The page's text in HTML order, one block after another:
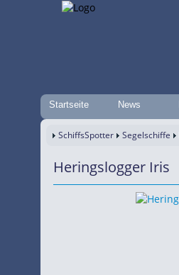
Startseite News
SchiffsSpotter Segelschiffe
Heringslogger Iris